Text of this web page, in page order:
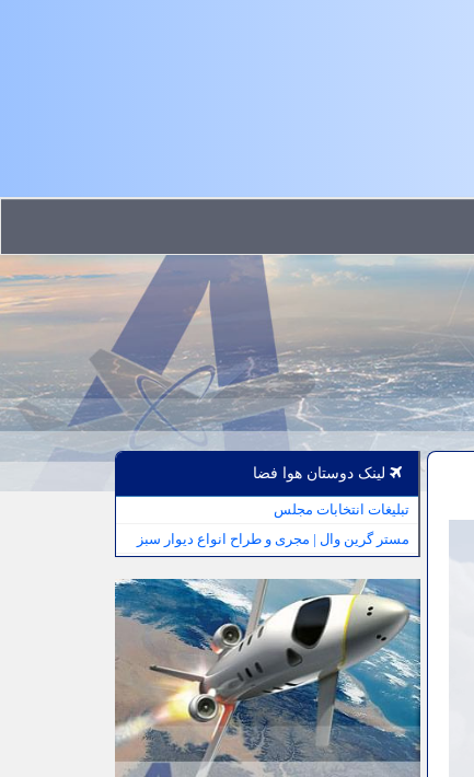
لینک دوستان هوا فضا
تبلیغات انتخابات مجلس
مستر گرین وال | مجری و طراح انواع دیوار سبز